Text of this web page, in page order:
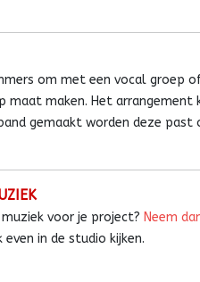
om met een vocal groep
maat maken. Het
gemaakt worden deze
voor je project? Neem
in de studio kijken.